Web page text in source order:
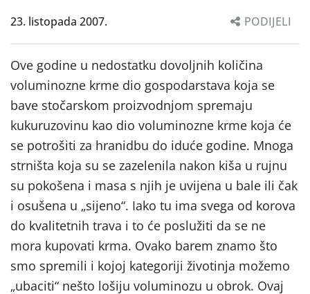
23. listopada 2007. PODIJELI
Ove godine u nedostatku dovoljnih količina
voluminozne krme dio gospodarstava koja se
bave stočarskom proizvodnjom spremaju
kukuruzovinu kao dio voluminozne krme koja će
se potrošiti za hranidbu do iduće godine. Mnoga
strništa koja su se zazelenila nakon kiša u rujnu
su pokošena i masa s njih je uvijena u bale ili čak
i osušena u „sijeno“. Iako tu ima svega od korova
do kvalitetnih trava i to će poslužiti da se ne
mora kupovati krma. Ovako barem znamo što
smo spremili i kojoj kategoriji životinja možemo
„ubaciti“ nešto lošiju voluminozu u obrok. Ovaj